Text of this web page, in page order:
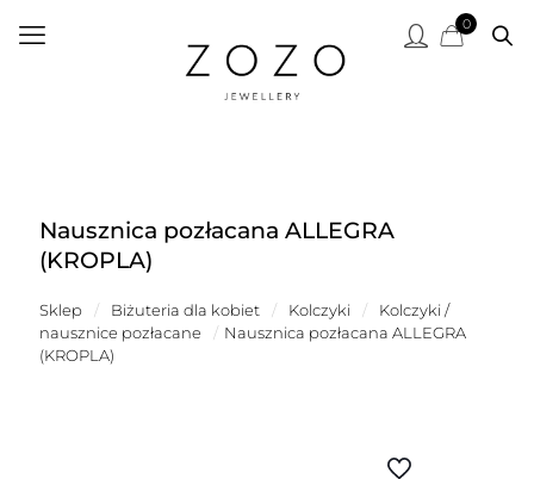
0
Nausznica pozłacana ALLEGRA
(KROPLA)
Sklep / Biżuteria dla kobiet / Kolczyki /
Kolczyki /
nausznice pozłacane
/ Nausznica pozłacana ALLEGRA
(KROPLA)